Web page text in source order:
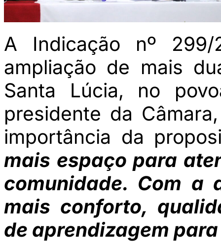
A Indicação nº
ampliação de mais
Santa Lúcia, no
presidente da
importância da
mais espaço para
comunidade. Com a
mais conforto,
de aprendizagem